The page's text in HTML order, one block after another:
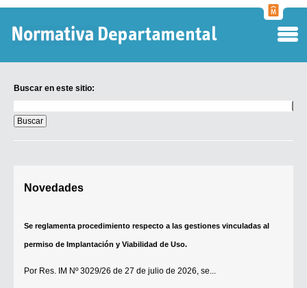
Buscar en este sitio:
en
este
sitio:
Novedades
Se reglamenta procedimiento respecto a las gestiones vinculadas al
permiso de Implantación y Viabilidad de Uso.
Por Res. IM Nº 3029/26 de 27 de julio de 2026, se...